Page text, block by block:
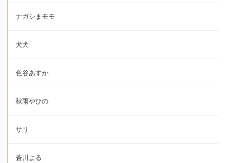
ナガシまモモ
犬犬
色谷あすか
秋雨やひの
サリ
蒼川よる